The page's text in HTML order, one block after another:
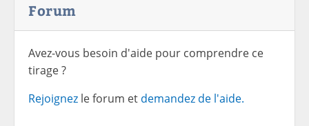
Forum
Avez-vous besoin d'aide pour comprendre ce
tirage ?
Rejoignez le forum et demandez de l'aide.